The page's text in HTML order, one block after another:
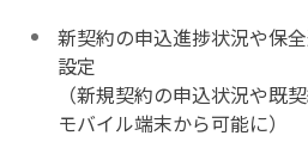
新契約の申込進捗状況や保
設定
（新規契約の申込状況や既
モバイル端末から可能に）